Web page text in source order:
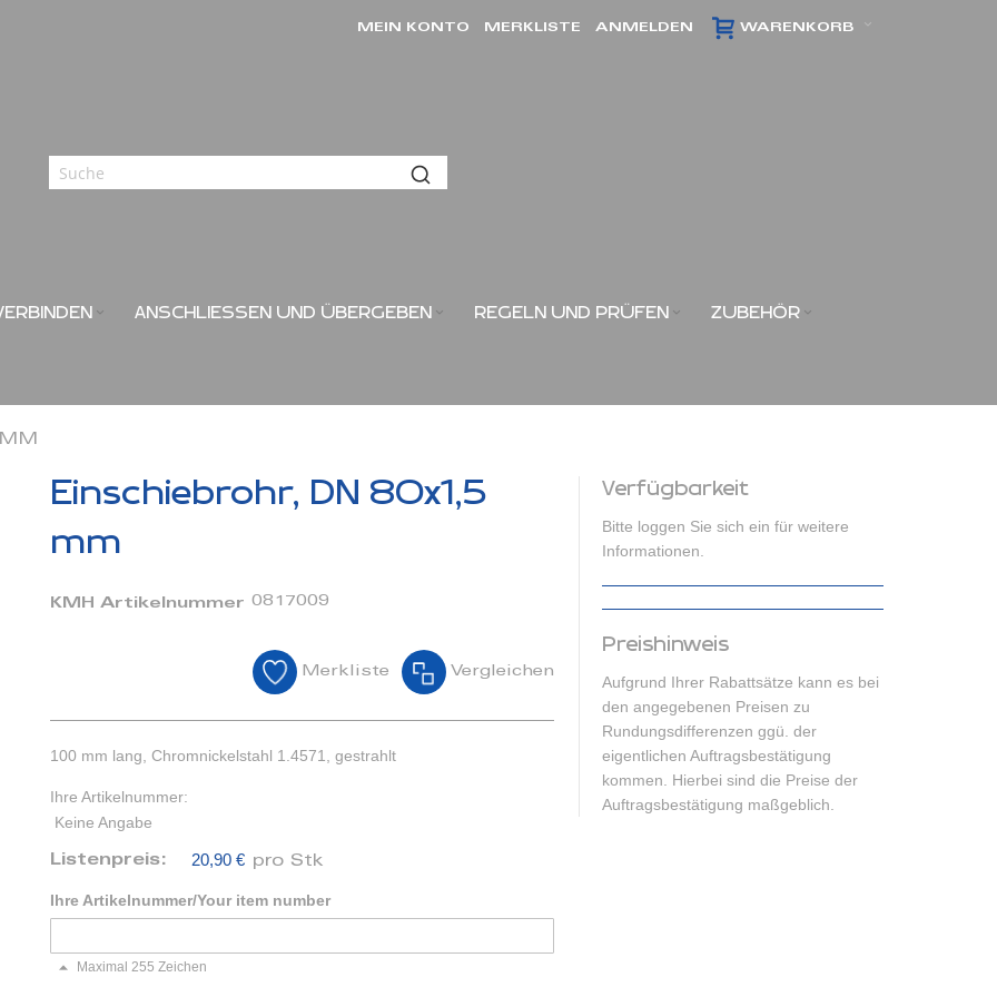
WARENKORB
MEIN KONTO MERKLISTE ANMELDEN
ANSCHLIESSEN UND ÜBERGEBEN REGELN UND PRÜFEN ZUBEHÖR
Einschiebrohr, DN 80x1,5
mm
KMH Artikelnummer 0817009
Merkliste Vergleichen
100 mm lang, Chromnickelstahl 1.4571, gestrahlt
Ihre Artikelnummer:
Keine Angabe
Listenpreis: 20,90 € pro Stk
Ihre Artikelnummer/Your item number
Maximal 255 Zeichen
Verfügbarkeit
Bitte loggen Sie sich ein für weitere
Informationen.
Preishinweis
Aufgrund Ihrer Rabattsätze kann es bei
den angegebenen Preisen zu
Rundungsdifferenzen ggü. der
eigentlichen Auftragsbestätigung
kommen. Hierbei sind die Preise der
Auftragsbestätigung maßgeblich.